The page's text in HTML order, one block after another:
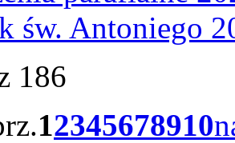
św. Antoniego
186
12345678910